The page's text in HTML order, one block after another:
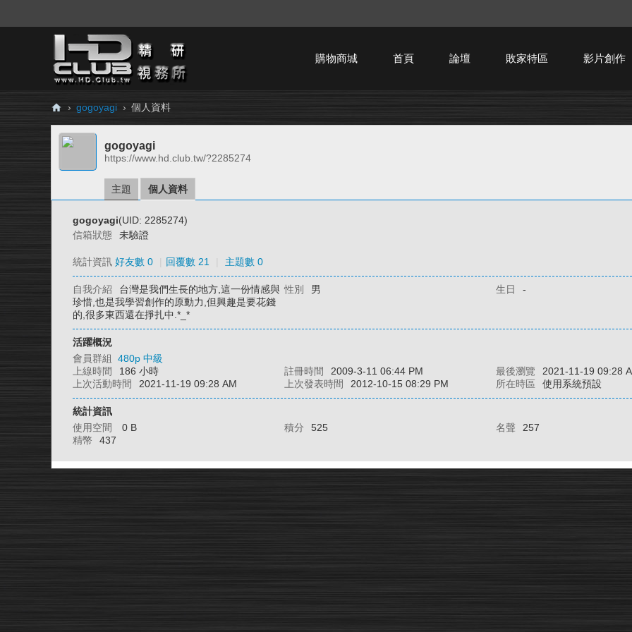
購物商城 首頁 論壇 敗家特區 影片創作
H
Cl
› gogoyagi › 個人資料
gogoyagi
https://www.hd.club.tw/?2285274
主題 個人資料
gogoyagi(UID: 2285274)
信箱狀態
未驗證
統計資訊 好友數 0 回覆數 21 主題數 0
自我介紹
台灣是我們生長的地方,這一份情感與
珍惜,也是我學習創作的原動力,但興趣是要花錢
的,很多東西還在掙扎中.*_*
性別 男 生日 -
活躍概況
會員群組 480p 中級
上線時間
186 小時 註冊時間 2009-3-11 06:44 PM 最後瀏覽
2021-11-19 09:28
上次活動時間
2021-11-19 09:28 AM 上次發表時間 2012-10-15 08:29 PM 所在時區 使用系統預設
統計資訊
使用空間
0 B 積分 525 名聲
257
精幣
437